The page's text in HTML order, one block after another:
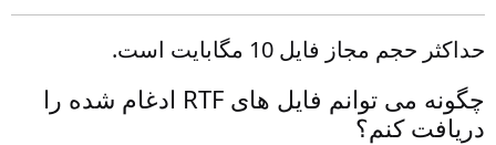
حداکثر حجم مجاز فایل 10 مگابایت است.
چگونه می توانم فایل های RTF ادغام شده را
دریافت کنم؟